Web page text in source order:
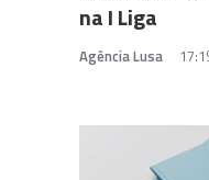
na I Liga
Agência Lusa